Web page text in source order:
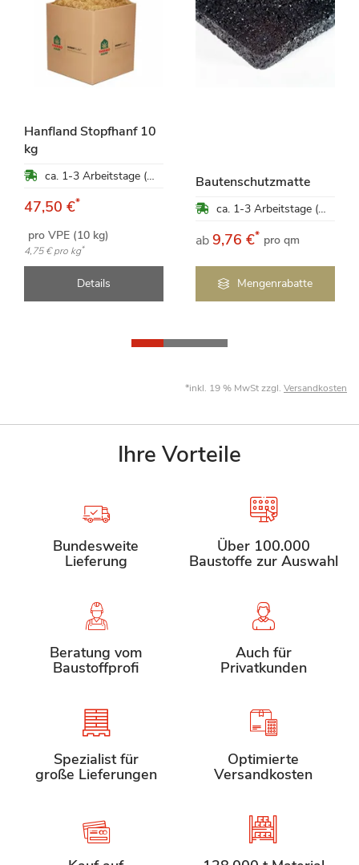
Hanfland Stopfhanf 10
kg
ca. 1-3 Arbeitstage (Mo-Fr)
47,50 €*
pro VPE (10 kg)
4,75 €pro kg*
Details
Bautenschutzmatte
ca. 1-3 Arbeitstage (Mo-Fr)
ab9,76 €* pro qm
Mengenrabatte
*inkl. 19 % MwSt zzgl. Versandkosten
Ihre Vorteile
Bundesweite
Lieferung
Über 100.000
Baustoffe zur Auswahl
Beratung vom
Baustoffprofi
Auch für
Privatkunden
Spezialist für
große Lieferungen
Optimierte
Versandkosten